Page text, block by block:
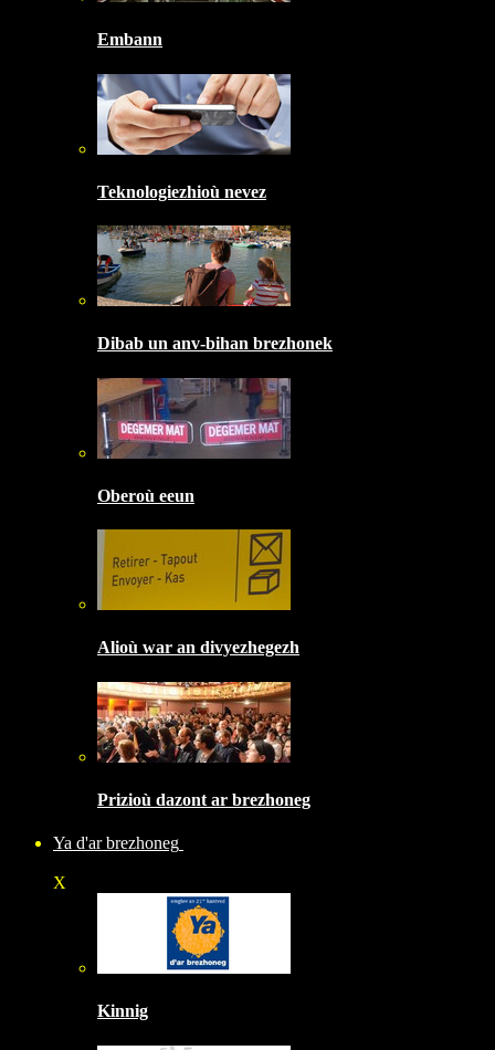
Embann
Teknologiezhioù nevez
Dibab un anv-bihan brezhonek
Oberoù eeun
Alioù war an divyezhegezh
Prizioù dazont ar brezhoneg
Ya d'ar brezhoneg
X
Kinnig